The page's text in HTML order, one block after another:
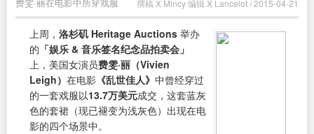
撰稿 X Mincy 编辑 X Lancelot / 2015-04-21
上周， 洛杉矶 Heritage Auctions 举办
的 「娱乐 & 音乐签名纪念品拍卖会」
上，美国女演员费雯·丽（Vivien
Leigh） 在电影 《乱世佳人》 中曾经穿过
的一套戏服以13.7万美元成交，这套蓝灰
色的套裙（现已褪变为浅灰色）出现在电
影的四个场景中。